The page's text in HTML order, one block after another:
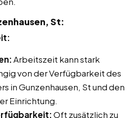
St:
Arbeitszeit kann stark
von der Verfügbarkeit des
in Gunzenhausen, St und den
Einrichtung.
Oft zusätzlich zu